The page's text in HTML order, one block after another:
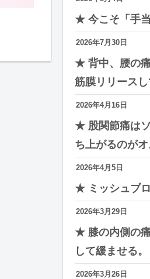
★ 今こそ「手当
2026年7月30日
★ 背中、腰の
筋膜リリースし
2026年4月16日
★ 股関節痛は
ち上がるのがオ
2026年4月5日
★ ミッシュブ
2026年3月29日
★ 膝の内側の
して緩ませる。
2026年3月26日